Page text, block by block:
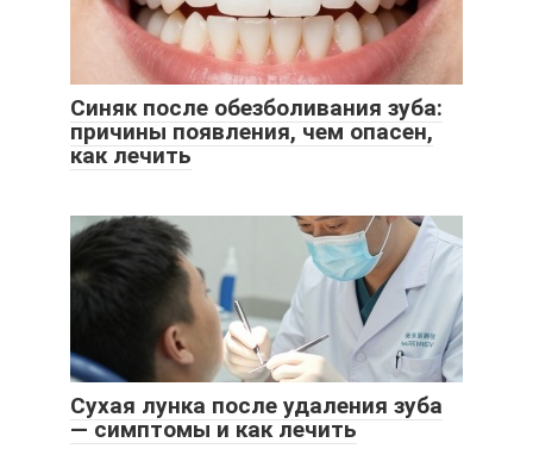
Синяк после обезболивания зуба:
причины появления, чем опасен,
как лечить
Сухая лунка после удаления зуба
— симптомы и как лечить